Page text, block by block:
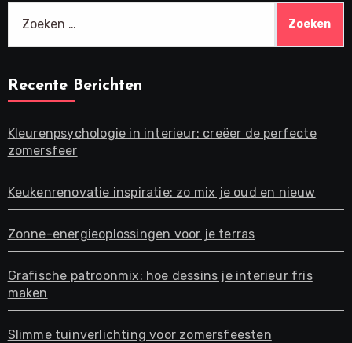
naar:
Recente Berichten
Kleurenpsychologie in interieur: creëer de perfecte
zomersfeer
Keukenrenovatie inspiratie: zo mix je oud en nieuw
Zonne-energieoplossingen voor je terras
Grafische patroonmix: hoe dessins je interieur fris
maken
Slimme tuinverlichting voor zomersfeesten